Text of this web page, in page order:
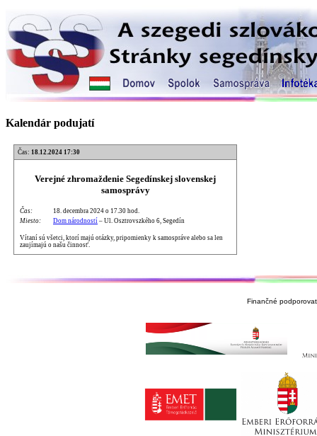
Kalendár podujatí
Čas: 18.12.2024 17:30
Verejné zhromaždenie Segedínskej slovenskej
samosprávy
Čas:
18. decembra 2024 o 17.30 hod.
Miesto:
Dom národností – Ul. Osztrovszkého 6, Segedín
Vítaní sú všetci, ktorí majú otázky, pripomienky k samospráve alebo sa len
zaujímajú o našu činnosť.
Finančné